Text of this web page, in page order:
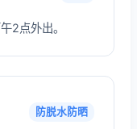
2点外出。
防脱水防晒